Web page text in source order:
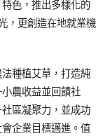
色，推出多樣化的
，更創造在地就業機
種植艾草，打造純
農收益並回饋社
區凝聚力，並成功
企業目標邁進。值